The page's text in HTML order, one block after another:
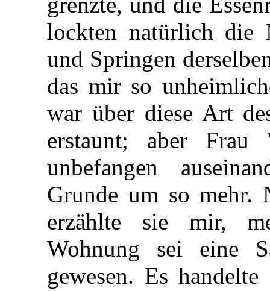
lockten natürlich die
und Springen
das mir so
war über diese Art
erstaunt; aber
unbefangen
Grunde um so mehr.
erzählte sie mir,
Wohnung sei eine
gewesen. Es